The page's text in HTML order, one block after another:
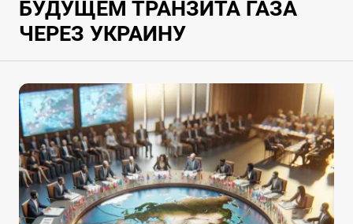
БУДУЩЕМ ТРАНЗИТА ГАЗА
ЧЕРЕЗ УКРАИНУ